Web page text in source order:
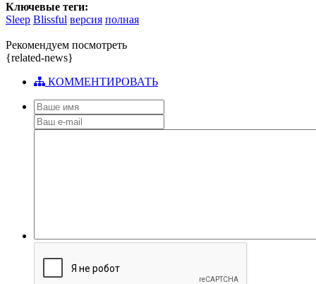
Ключевые теги:
Sleep Blissful версия полная
Рекомендуем посмотреть
{related-news}
КОММЕНТИРОВАТЬ